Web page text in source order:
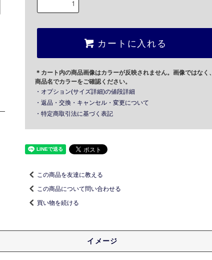
カートに入れる
＊カート内の商品画像はカラーが反映されません。画像ではなく、
商品名でカラーをご確認ください。
・オプション(サイズ詳細)の値段詳細
・返品・交換・キャンセル・変更について
・特定商取引法に基づく表記
この商品を友達に教える
この商品について問い合わせる
買い物を続ける
イメージ